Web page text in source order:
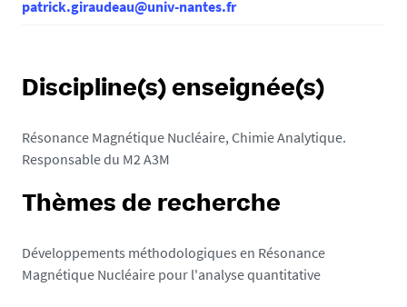
patrick.giraudeau@univ-nantes.fr
Discipline(s) enseignée(s)
Résonance Magnétique Nucléaire, Chimie Analytique.
Responsable du M2 A3M
Thèmes de recherche
Développements méthodologiques en Résonance
Magnétique Nucléaire pour l'analyse quantitative